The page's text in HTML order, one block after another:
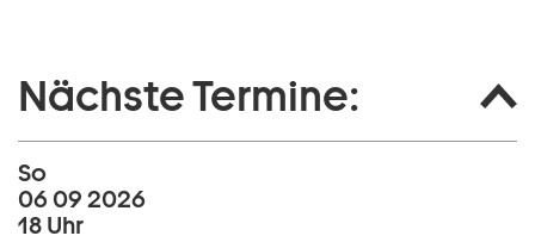
Nächste Termine:
So
06 09 2026
18 Uhr